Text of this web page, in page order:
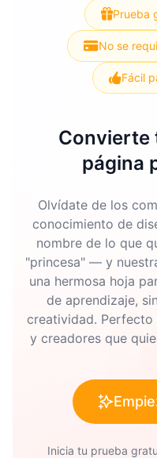
Prueba
No se
Fácil
Convierte
página
Olvídate de los
conocimiento de
nombre de lo que
"princesa" — y
una hermosa hoja
de aprendizaje,
creatividad.
y creadores que
Inicia tu prueba